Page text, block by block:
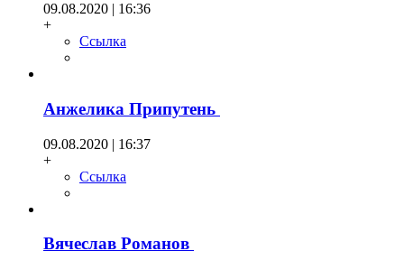
09.08.2020 | 16:36
+
Ссылка
Анжелика Припутень
09.08.2020 | 16:37
+
Ссылка
Вячеслав Романов